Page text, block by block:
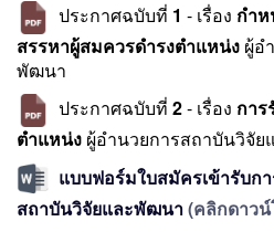
ประกาศฉบับที่ 1 - เรื่อง กำ
สรรหาผู้สมควรดำรงตำแหน่ง ผู้อ
พัฒนา
ประกาศฉบับที่ 2- เรื่อง กา
ตำแหน่ง ผู้อำนวยการสถาบันวิจั
แบบฟอร์มใบสมัครเข้ารับก
สถาบันวิจัยและพัฒนา(คลิกดาว